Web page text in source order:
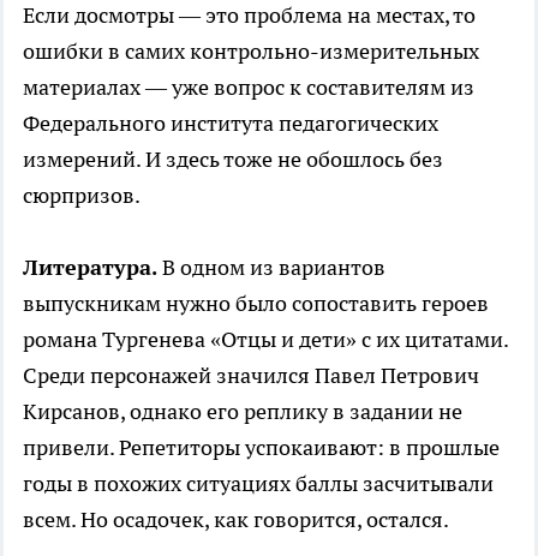
Если досмотры — это проблема на местах, то
ошибки в самих контрольно-измерительных
материалах — уже вопрос к составителям из
Федерального института педагогических
измерений. И здесь тоже не обошлось без
сюрпризов.
Литература.В одном из вариантов
выпускникам нужно было сопоставить героев
романа Тургенева «Отцы и дети» с их цитатами.
Среди персонажей значился Павел Петрович
Кирсанов, однако его реплику в задании не
привели. Репетиторы успокаивают: в прошлые
годы в похожих ситуациях баллы засчитывали
всем. Но осадочек, как говорится, остался.